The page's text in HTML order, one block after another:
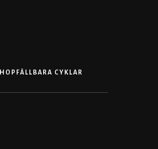
HOPFÄLLBARA CYKLAR